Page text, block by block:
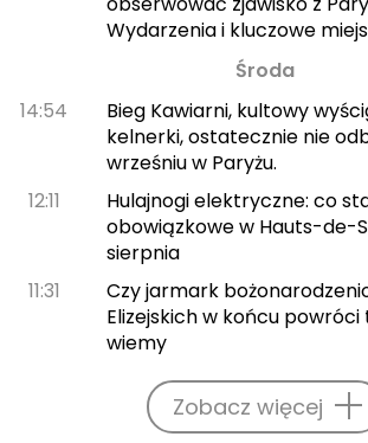
Wydarzenia i kluczowe
Środa
14:54
Bieg Kawiarni, kultowy
kelnerki, ostatecznie nie
wrześniu w Paryżu.
12:11
Hulajnogi elektryczne: co
obowiązkowe w Hauts-de-
sierpnia
11:31
Czy jarmark
Elizejskich w końcu powróci
wiemy
Zobacz więcej